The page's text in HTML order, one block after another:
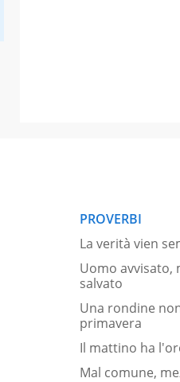
PROVERBI
La verità vien
Uomo avvisato,
salvato
Una rondine
primavera
Il mattino ha
Mal comune,